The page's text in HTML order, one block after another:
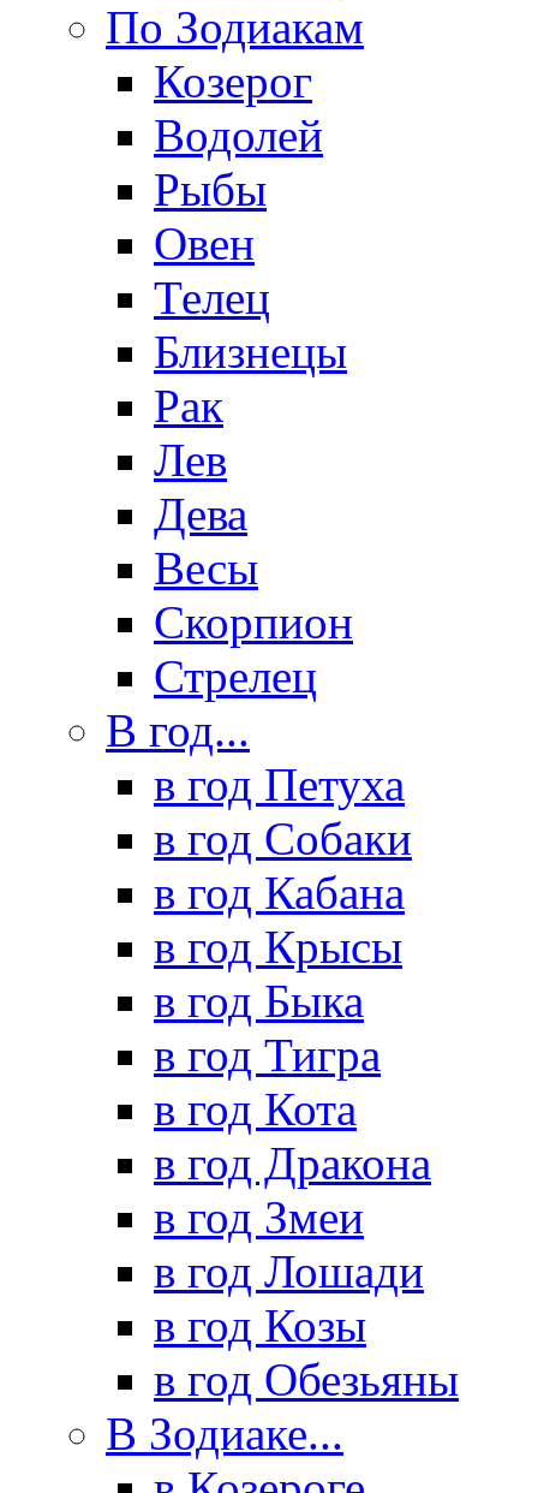
По Зодиакам
Козерог
Водолей
Рыбы
Овен
Телец
Близнецы
Рак
Лев
Дева
Весы
Скорпион
Стрелец
В год...
в год Петуха
в год Собаки
в год Кабана
в год Крысы
в год Быка
в год Тигра
в год Кота
в год Дракона
в год Змеи
в год Лошади
в год Козы
в год Обезьяны
В Зодиаке...